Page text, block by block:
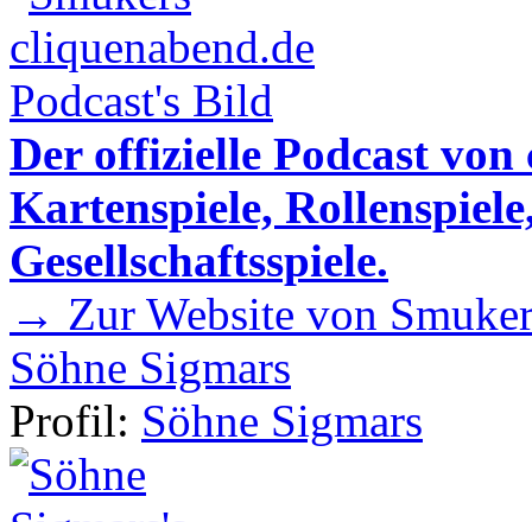
Der offizielle Podcast
Kartenspiele,
Gesellschaftsspiele.
→ Zur Website von
Söhne Sigmars
Profil: Söhne Sigmars